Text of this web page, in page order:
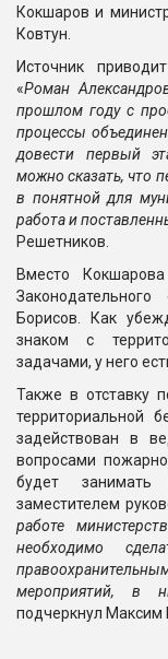
Кокшаров и
Ковтун.
Источник
«Роман
прошлом году с
процессы
довести первый
можно сказать, что
в понятной для
работа и
Решетников.
Вместо
Борисов. Как
знаком с
задачами, у него
Также в отставку
территориальной
задействован в
вопросами
будет
заместителем
работе
необходимо
мероприятий, в
подчеркнул Максим